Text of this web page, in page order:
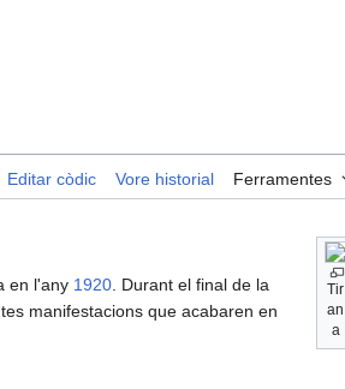
Editar còdic Vore historial Ferramentes
Tir
an
a
en l'any 1920 . Durant el final de la
manifestacions que acabaren en